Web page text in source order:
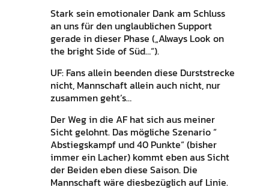
Stark sein emotionaler Dank am Schluss
an uns für den unglaublichen Support
gerade in dieser Phase („Always Look on
the bright Side of Süd…“).
UF: Fans allein beenden diese Durststrecke
nicht, Mannschaft allein auch nicht, nur
zusammen geht’s…
Der Weg in die AF hat sich aus meiner
Sicht gelohnt. Das mögliche Szenario “
Abstiegskampf und 40 Punkte“ (bisher
immer ein Lacher) kommt eben aus Sicht
der Beiden eben diese Saison. Die
Mannschaft wäre diesbezüglich auf Linie.